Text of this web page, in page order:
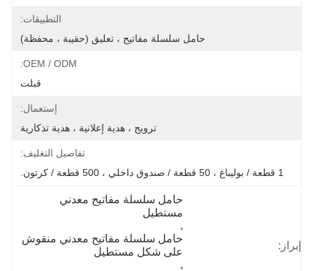
التطبيقات:
حامل سلسلة مفاتيح ، تعليق (حقيبة ، محفظة)
OEM / ODM:
قبلت
إستعمال:
ترويج ، هدية إعلانية ، هدية تذكارية
تفاصيل التغليف:
إبراز:
حامل سلسلة مفاتيح معدني
مستطيل
,
حامل سلسلة مفاتيح معدني منقوش
على شكل مستطيل
,